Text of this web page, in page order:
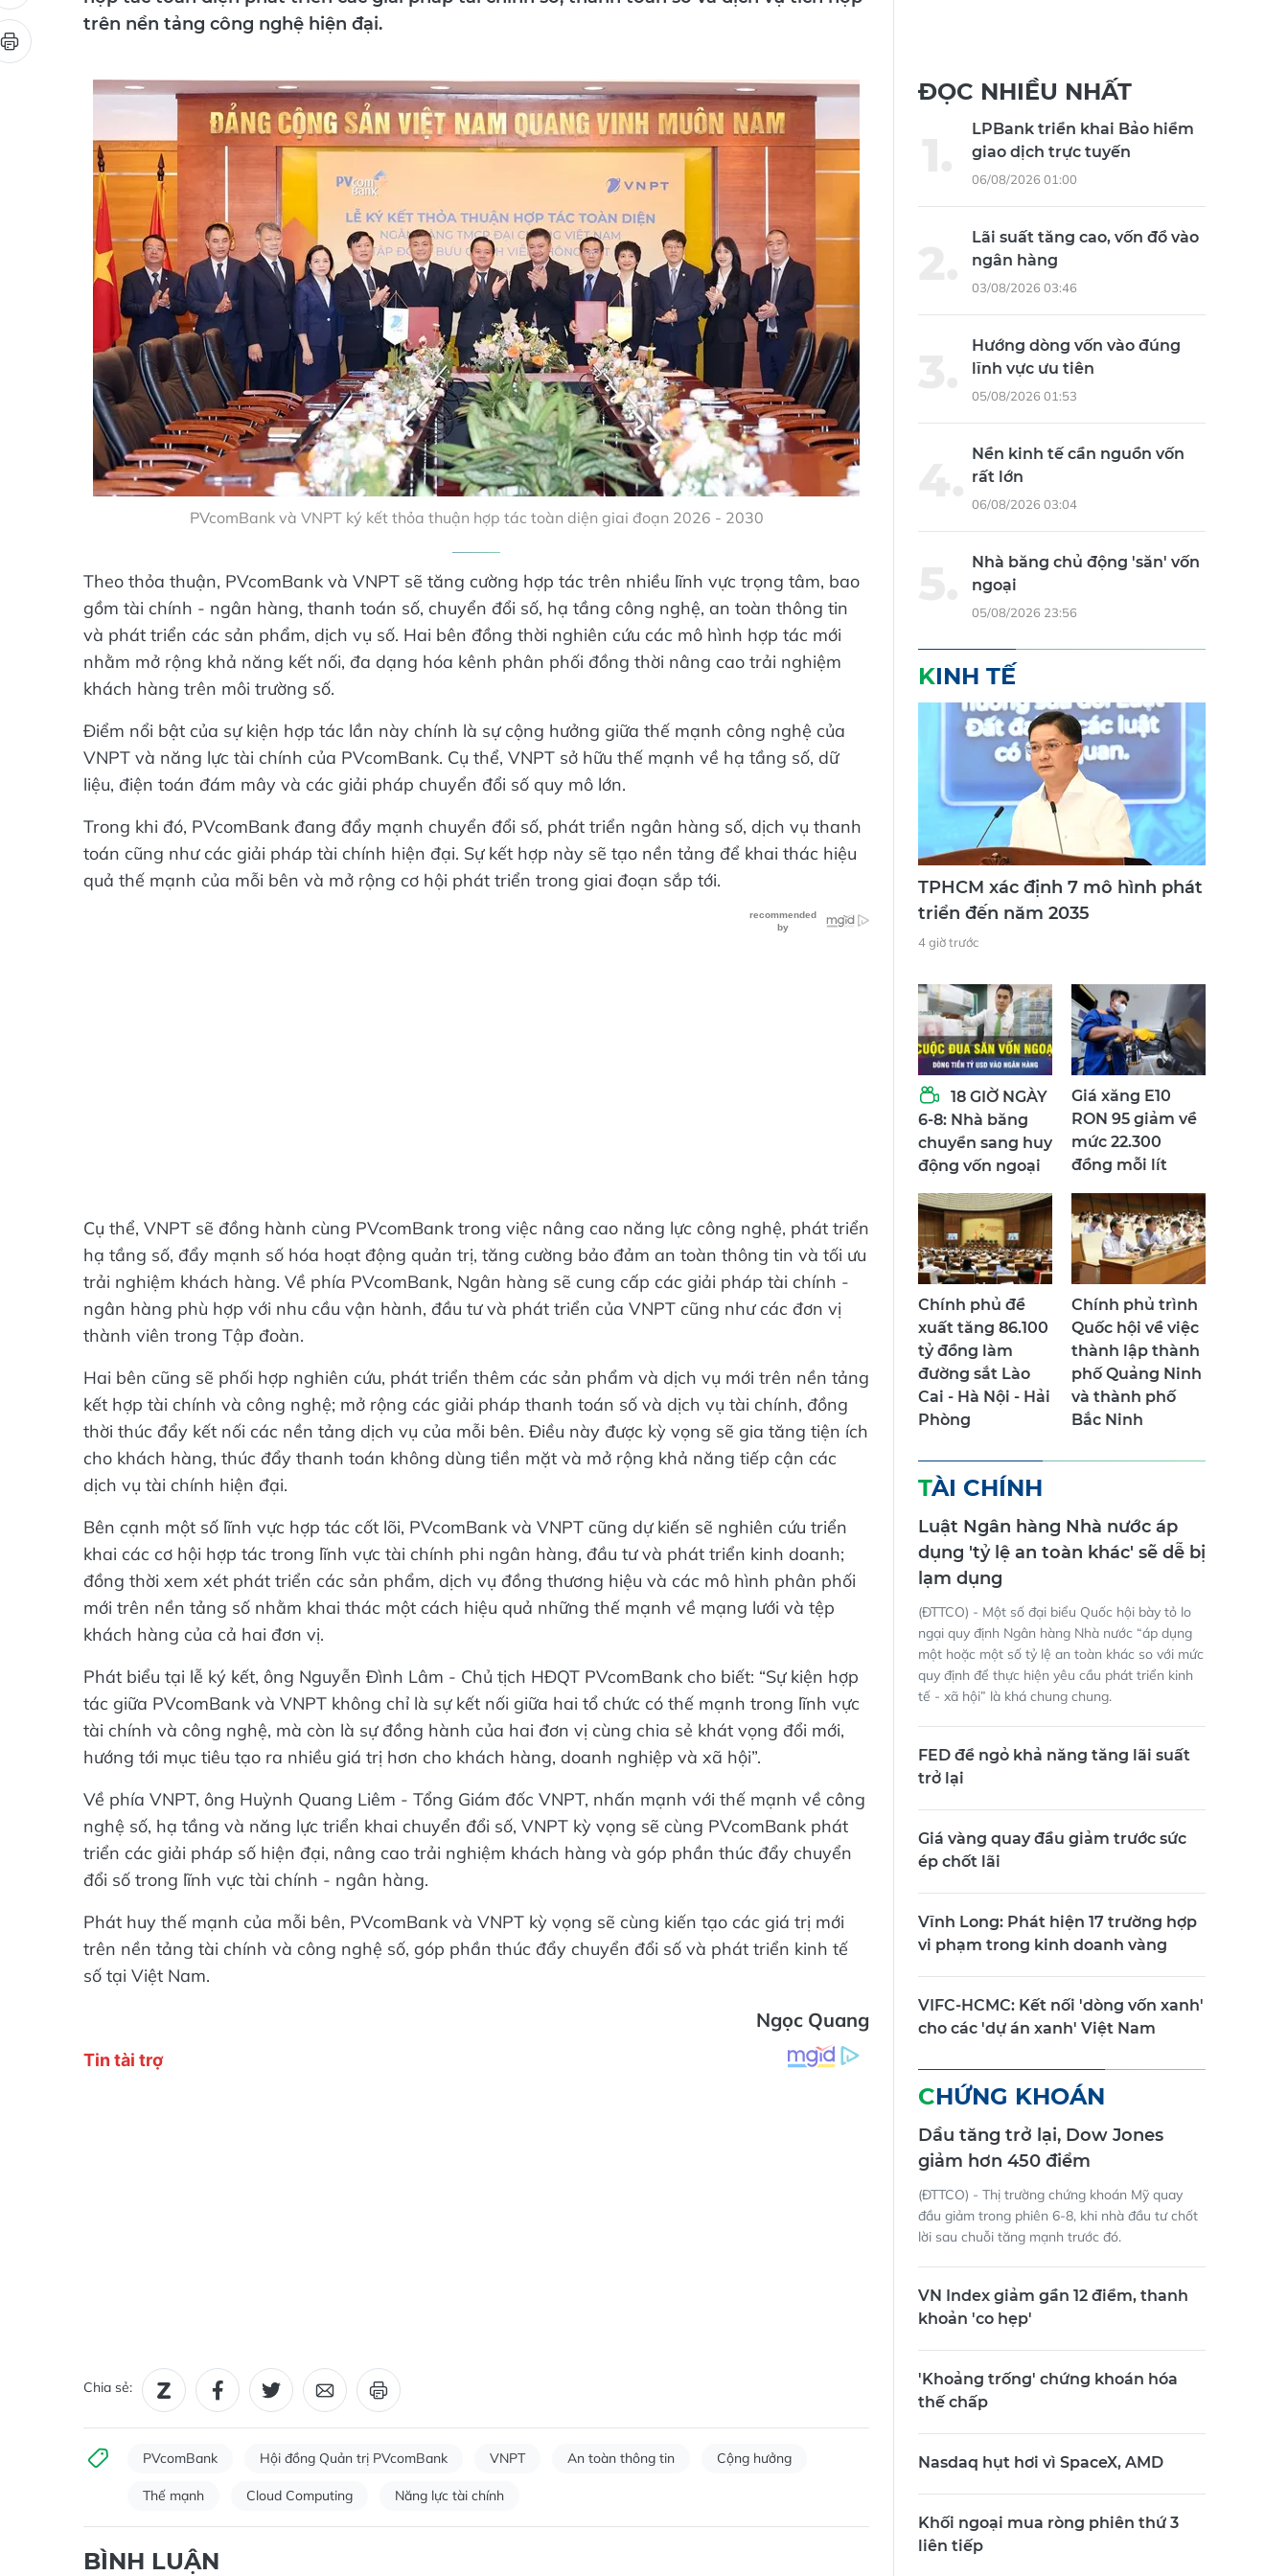
trên nền tảng công nghệ hiện đại.
PVcomBank và VNPT ký kết thỏa thuận hợp tác toàn diện giai đoạn 2026 - 2030
Theo thỏa thuận, PVcomBank và VNPT sẽ tăng cường hợp tác trên nhiều lĩnh vực trọng tâm, bao
gồm tài chính - ngân hàng, thanh toán số, chuyển đổi số, hạ tầng công nghệ, an toàn thông tin
và phát triển các sản phẩm, dịch vụ số. Hai bên đồng thời nghiên cứu các mô hình hợp tác mới
nhằm mở rộng khả năng kết nối, đa dạng hóa kênh phân phối đồng thời nâng cao trải nghiệm
khách hàng trên môi trường số.
Điểm nổi bật của sự kiện hợp tác lần này chính là sự cộng hưởng giữa thế mạnh công nghệ của
VNPT và năng lực tài chính của PVcomBank. Cụ thể, VNPT sở hữu thế mạnh về hạ tầng số, dữ
liệu, điện toán đám mây và các giải pháp chuyển đổi số quy mô lớn.
Trong khi đó, PVcomBank đang đẩy mạnh chuyển đổi số, phát triển ngân hàng số, dịch vụ thanh
toán cũng như các giải pháp tài chính hiện đại. Sự kết hợp này sẽ tạo nền tảng để khai thác hiệu
quả thế mạnh của mỗi bên và mở rộng cơ hội phát triển trong giai đoạn sắp tới.
Cụ thể, VNPT sẽ đồng hành cùng PVcomBank trong việc nâng cao năng lực công nghệ, phát triển
hạ tầng số, đẩy mạnh số hóa hoạt động quản trị, tăng cường bảo đảm an toàn thông tin và tối ưu
trải nghiệm khách hàng. Về phía PVcomBank, Ngân hàng sẽ cung cấp các giải pháp tài chính -
ngân hàng phù hợp với nhu cầu vận hành, đầu tư và phát triển của VNPT cũng như các đơn vị
thành viên trong Tập đoàn.
Hai bên cũng sẽ phối hợp nghiên cứu, phát triển thêm các sản phẩm và dịch vụ mới trên nền tảng
kết hợp tài chính và công nghệ; mở rộng các giải pháp thanh toán số và dịch vụ tài chính, đồng
thời thúc đẩy kết nối các nền tảng dịch vụ của mỗi bên. Điều này được kỳ vọng sẽ gia tăng tiện ích
cho khách hàng, thúc đẩy thanh toán không dùng tiền mặt và mở rộng khả năng tiếp cận các
dịch vụ tài chính hiện đại.
Bên cạnh một số lĩnh vực hợp tác cốt lõi, PVcomBank và VNPT cũng dự kiến sẽ nghiên cứu triển
khai các cơ hội hợp tác trong lĩnh vực tài chính phi ngân hàng, đầu tư và phát triển kinh doanh;
đồng thời xem xét phát triển các sản phẩm, dịch vụ đồng thương hiệu và các mô hình phân phối
mới trên nền tảng số nhằm khai thác một cách hiệu quả những thế mạnh về mạng lưới và tệp
khách hàng của cả hai đơn vị.
Phát biểu tại lễ ký kết, ông Nguyễn Đình Lâm - Chủ tịch HĐQT PVcomBank cho biết: “Sự kiện hợp
tác giữa PVcomBank và VNPT không chỉ là sự kết nối giữa hai tổ chức có thế mạnh trong lĩnh vực
tài chính và công nghệ, mà còn là sự đồng hành của hai đơn vị cùng chia sẻ khát vọng đổi mới,
hướng tới mục tiêu tạo ra nhiều giá trị hơn cho khách hàng, doanh nghiệp và xã hội”.
Về phía VNPT, ông Huỳnh Quang Liêm - Tổng Giám đốc VNPT, nhấn mạnh với thế mạnh về công
nghệ số, hạ tầng và năng lực triển khai chuyển đổi số, VNPT kỳ vọng sẽ cùng PVcomBank phát
triển các giải pháp số hiện đại, nâng cao trải nghiệm khách hàng và góp phần thúc đẩy chuyển
đổi số trong lĩnh vực tài chính - ngân hàng.
Phát huy thế mạnh của mỗi bên, PVcomBank và VNPT kỳ vọng sẽ cùng kiến tạo các giá trị mới
trên nền tảng tài chính và công nghệ số, góp phần thúc đẩy chuyển đổi số và phát triển kinh tế
số tại Việt Nam.
Ngọc Quang
Chia sẻ:
PVcomBank Hội đồng Quản trị PVcomBank VNPT An toàn thông tin Cộng hưởng
Thế mạnh Cloud Computing Năng lực tài chính
BÌNH LUẬN
ĐỌC NHIỀU NHẤT
LPBank triển khai Bảo hiểm
giao dịch trực tuyến
06/08/2026 01:00
Lãi suất tăng cao, vốn đổ vào
ngân hàng
03/08/2026 03:46
Hướng dòng vốn vào đúng
lĩnh vực ưu tiên
05/08/2026 01:53
Nền kinh tế cần nguồn vốn
rất lớn
06/08/2026 03:04
Nhà băng chủ động 'săn' vốn
ngoại
05/08/2026 23:56
KINH TẾ
TPHCM xác định 7 mô hình phát
triển đến năm 2035
4 giờ trước
18 GIỜ NGÀY
6-8: Nhà băng
chuyển sang huy
động vốn ngoại
Giá xăng E10
RON 95 giảm về
mức 22.300
đồng mỗi lít
Chính phủ đề
xuất tăng 86.100
tỷ đồng làm
đường sắt Lào
Cai - Hà Nội - Hải
Phòng
Chính phủ trình
Quốc hội về việc
thành lập thành
phố Quảng Ninh
và thành phố
Bắc Ninh
TÀI CHÍNH
Luật Ngân hàng Nhà nước áp
dụng 'tỷ lệ an toàn khác' sẽ dễ bị
lạm dụng
(ĐTTCO) - Một số đại biểu Quốc hội bày tỏ lo
ngại quy định Ngân hàng Nhà nước “áp dụng
một hoặc một số tỷ lệ an toàn khác so với mức
quy định để thực hiện yêu cầu phát triển kinh
tế - xã hội” là khá chung chung.
FED để ngỏ khả năng tăng lãi suất
trở lại
Giá vàng quay đầu giảm trước sức
ép chốt lãi
Vĩnh Long: Phát hiện 17 trường hợp
vi phạm trong kinh doanh vàng
VIFC-HCMC: Kết nối 'dòng vốn xanh'
cho các 'dự án xanh' Việt Nam
CHỨNG KHOÁN
Dầu tăng trở lại, Dow Jones
giảm hơn 450 điểm
(ĐTTCO) - Thị trường chứng khoán Mỹ quay
đầu giảm trong phiên 6-8, khi nhà đầu tư chốt
lời sau chuỗi tăng mạnh trước đó.
VN Index giảm gần 12 điểm, thanh
khoản 'co hẹp'
'Khoảng trống' chứng khoán hóa
thế chấp
Nasdaq hụt hơi vì SpaceX, AMD
Khối ngoại mua ròng phiên thứ 3
liên tiếp